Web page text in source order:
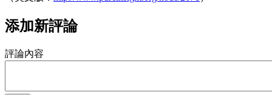
添加新評論
評論內容